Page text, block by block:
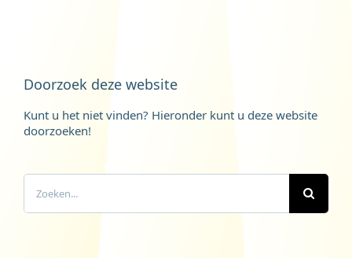
Doorzoek deze website
Kunt u het niet vinden? Hieronder kunt u deze website
doorzoeken!
Zoeken
naar: